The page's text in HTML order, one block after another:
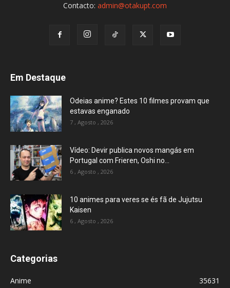
Contacto: admin@otakupt.com
Em Destaque
Odeias anime? Estes 10 filmes provam que
estavas enganado
7 , Agosto , 2026
Vídeo: Devir publica novos mangás em
Portugal com Frieren, Oshi no...
6 , Agosto , 2026
10 animes para veres se és fã de Jujutsu
Kaisen
6 , Agosto , 2026
Categorias
Anime
35631